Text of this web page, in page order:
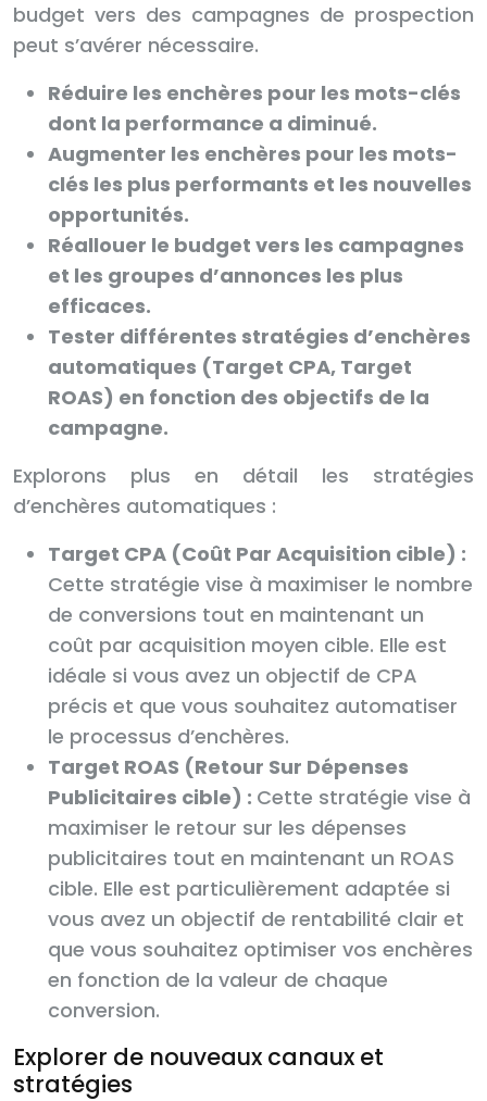
budget vers des campagnes de prospection
peut s’avérer nécessaire.
Réduire les enchères pour les mots-clés
dont la performance a diminué.
Augmenter les enchères pour les mots-
clés les plus performants et les nouvelles
opportunités.
Réallouer le budget vers les campagnes
et les groupes d’annonces les plus
efficaces.
Tester différentes stratégies d’enchères
automatiques (Target CPA, Target
ROAS) en fonction des objectifs de la
campagne.
Explorons plus en détail les stratégies
d’enchères automatiques :
Target CPA (Coût Par Acquisition cible) :
Cette stratégie vise à maximiser le nombre
de conversions tout en maintenant un
coût par acquisition moyen cible. Elle est
idéale si vous avez un objectif de CPA
précis et que vous souhaitez automatiser
le processus d’enchères.
Target ROAS (Retour Sur Dépenses
Publicitaires cible) : Cette stratégie vise à
maximiser le retour sur les dépenses
publicitaires tout en maintenant un ROAS
cible. Elle est particulièrement adaptée si
vous avez un objectif de rentabilité clair et
que vous souhaitez optimiser vos enchères
en fonction de la valeur de chaque
conversion.
Explorer de nouveaux canaux et
stratégies